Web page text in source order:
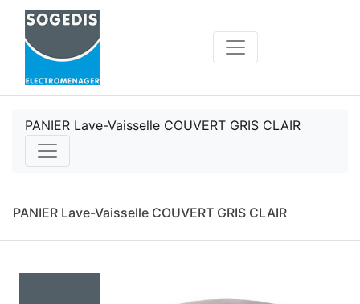
PANIER Lave-Vaisselle COUVERT GRIS CLAIR
PANIER Lave-Vaisselle COUVERT GRIS CLAIR